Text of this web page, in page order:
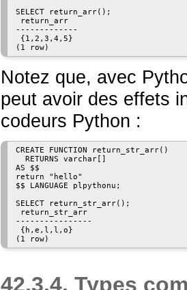
SELECT return_arr();
return_arr
-------------
{1,2,3,4,5}
Notez que, avec
peut avoir des effets
codeurs Python :
CREATE FUNCTION return_str_arr()
  RETURNS varchar[]
AS $$
return "hello"
$$ LANGUAGE plpythonu;
SELECT return_str_arr();
return_str_arr
----------------
{h,e,l,l,o}
42.3.4. Types